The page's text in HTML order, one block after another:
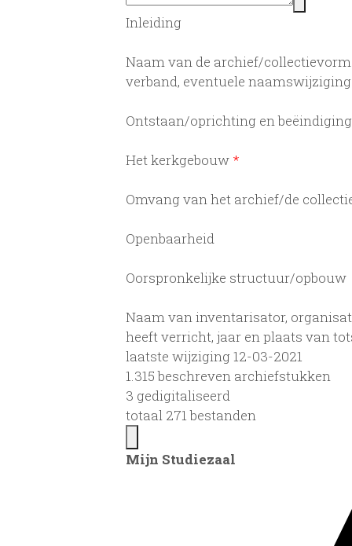
Inleiding
Naam van de archief/
verband, eventuele
Ontstaan/oprichting en
Het kerkgebouw *
Omvang van het archief/de
Openbaarheid
Oorspronkelijke structuur/opbouw
Naam van inventarisator,
heeft verricht, jaar en plaats van
laatste wijziging 12-03-2021
1.315 beschreven archiefstukken
3 gedigitaliseerd
totaal 271 bestanden
Mijn Studiezaal